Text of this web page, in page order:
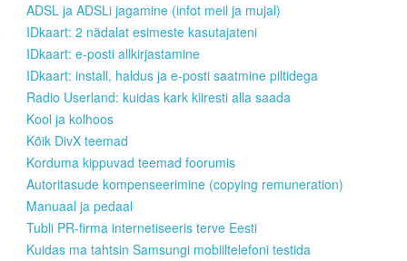
ADSL ja ADSLi jagamine (infot meil ja mujal)
IDkaart: 2 nädalat esimeste kasutajateni
IDkaart: e-posti allkirjastamine
IDkaart: install, haldus ja e-posti saatmine piltidega
Radio Userland: kuidas kark kiiresti alla saada
Kool ja kolhoos
Kõik DivX teemad
Korduma kippuvad teemad foorumis
Autoritasude kompenseerimine (copying remuneration)
Manuaal ja pedaal
Tubli PR-firma internetiseeris terve Eesti
Kuidas ma tahtsin Samsungi mobiiltelefoni testida